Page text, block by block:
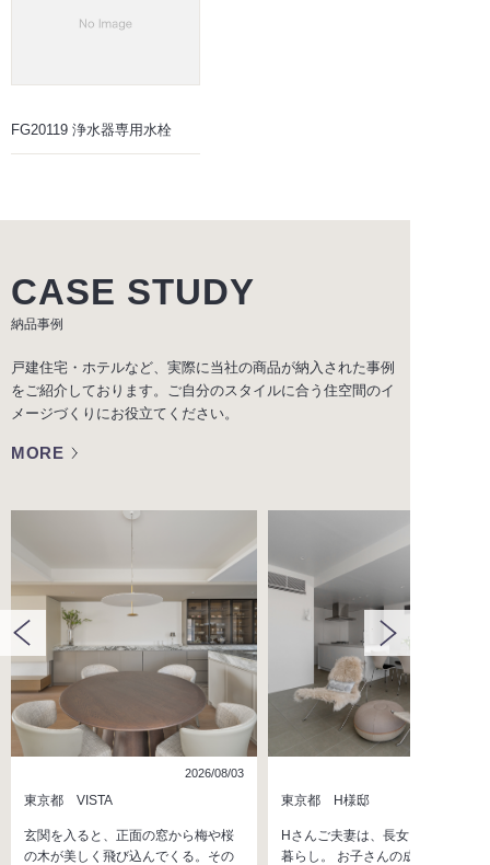
FG20119 浄水器専用水栓
CASE STUDY
納品事例
戸建住宅・ホテルなど、実際に当社の商品が納入された事例
をご紹介しております。ご自分のスタイルに合う住空間のイ
メージづくりにお役立てください。
MORE
2026/08/03
東京都 VISTA
玄関を入ると、正面の窓から梅や桜
の木が美しく飛び込んでくる。その
東京都 H様邸
Hさんご夫妻は、長女・長男との4
暮らし。 お子さんの成長を機に、